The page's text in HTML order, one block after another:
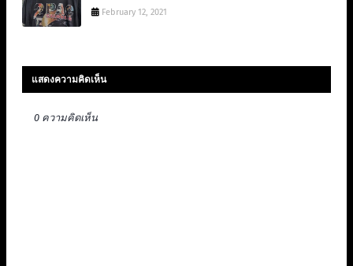
February 12, 2021
แสดงความคิดเห็น
0 ความคิดเห็น